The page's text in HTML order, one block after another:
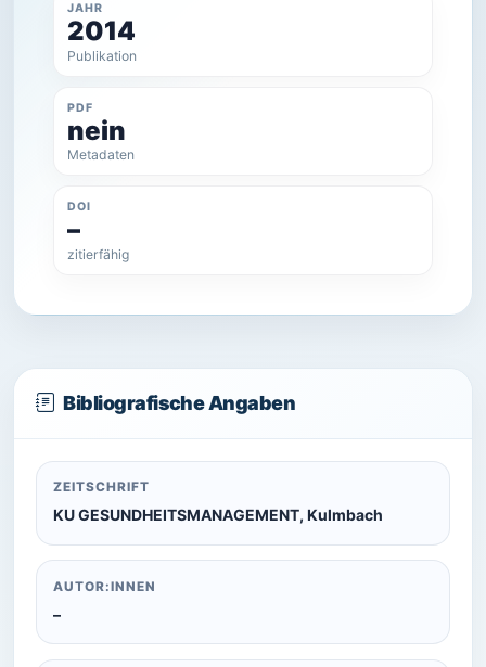
JAHR
2014
Publikation
PDF
nein
Metadaten
DOI
–
zitierfähig
Bibliografische Angaben
ZEITSCHRIFT
KU GESUNDHEITSMANAGEMENT, Kulmbach
AUTOR:INNEN
–